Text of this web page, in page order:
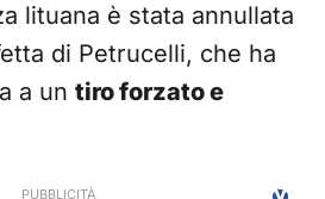
lituana è stata annullata
di Petrucelli, che ha
a un tiro forzato e